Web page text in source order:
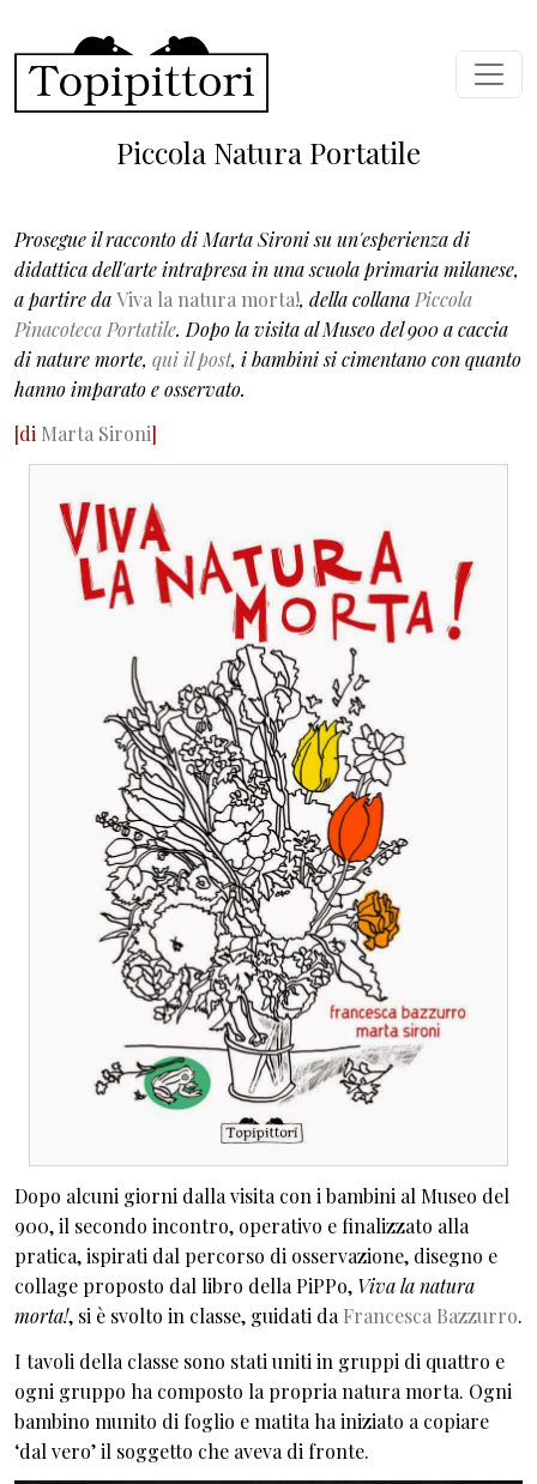
Piccola Natura Portatile
Prosegue il racconto di Marta Sironi su un'esperienza di
didattica dell'arte intrapresa in una scuola primaria milanese,
a partire daViva la natura morta!, della collana Piccola
Pinacoteca Portatile. Dopo la visita al Museo del 900 a caccia
di nature morte, qui il post, i bambini si cimentano con quanto
hanno imparato e osservato.
[di Marta Sironi]
Dopo alcuni giorni dalla visita con i bambini al Museo del
900, il secondo incontro, operativo e finalizzato alla
pratica, ispirati dal percorso di osservazione, disegno e
collage proposto dal libro della PiPPo, Viva la natura
morta!, si è svolto in classe, guidati da Francesca Bazzurro.
I tavoli della classe sono stati uniti in gruppi di quattro e
ogni gruppo ha composto la propria natura morta. Ogni
bambino munito di foglio e matita ha iniziato a copiare
‘dal vero’ il soggetto che aveva di fronte.